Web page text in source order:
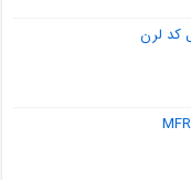
کد لرن